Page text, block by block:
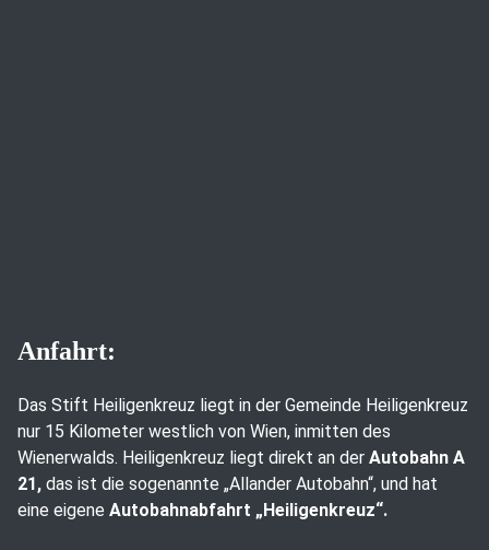
Anfahrt:
Das Stift Heiligenkreuz liegt in der Gemeinde Heiligenkreuz
nur 15 Kilometer westlich von Wien, inmitten des
Wienerwalds. Heiligenkreuz liegt direkt an der Autobahn A
21, das ist die sogenannte „Allander Autobahn“, und hat
eine eigene Autobahnabfahrt „Heiligenkreuz“.